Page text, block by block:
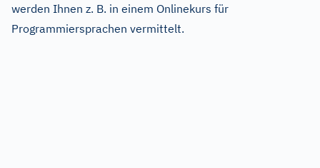
werden Ihnen z. B. in einem Onlinekurs für
Programmiersprachen vermittelt.